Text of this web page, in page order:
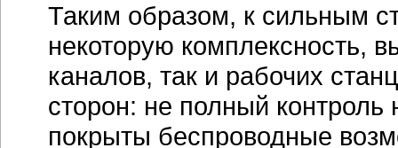
Таким образом, к сильным
некоторую комплексность,
каналов, так и рабочих
сторон: не полный
покрыты беспроводные